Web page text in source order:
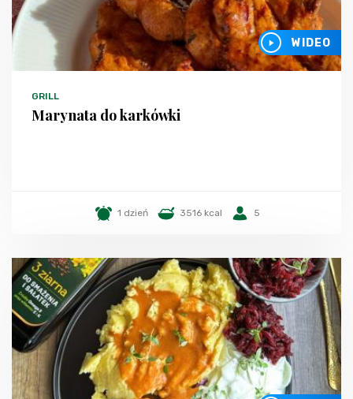
WIDEO
GRILL
Marynata do karkówki
1 dzień 3516 kcal 5